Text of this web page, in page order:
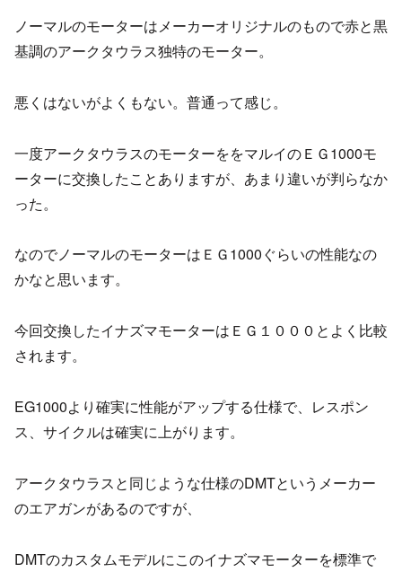
ノーマルのモーターはメーカーオリジナルのもので赤と黒
基調のアークタウラス独特のモーター。
悪くはないがよくもない。普通って感じ。
一度アークタウラスのモーターををマルイのＥＧ1000モ
ーターに交換したことありますが、あまり違いが判らなか
った。
なのでノーマルのモーターはＥＧ1000ぐらいの性能なの
かなと思います。
今回交換したイナズマモーターはＥＧ１０００とよく比較
されます。
EG1000より確実に性能がアップする仕様で、レスポン
ス、サイクルは確実に上がります。
アークタウラスと同じような仕様のDMTというメーカー
のエアガンがあるのですが、
DMTのカスタムモデルにこのイナズマモーターを標準で